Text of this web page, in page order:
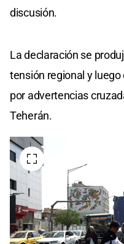
discusión.
La declaración se
tensión regional y
por advertencias
Teherán.